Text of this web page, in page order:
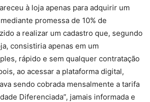
à loja apenas para adquirir um
promessa de 10% de
a realizar um cadastro que, segundo
consistiria apenas em um
rápido e sem qualquer contratação
ao acessar a plataforma digital,
sendo cobrada mensalmente a tarifa
Diferenciada”, jamais informada e